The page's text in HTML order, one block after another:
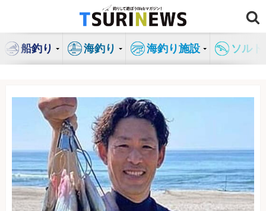
ン
船釣り 海釣り 海釣り施設 ソル